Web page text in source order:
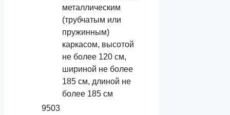
металлическим
(трубчатым или
пружинным)
каркасом, высотой
не более 120 см,
шириной не более
185 см, длиной не
более 185 см
9503